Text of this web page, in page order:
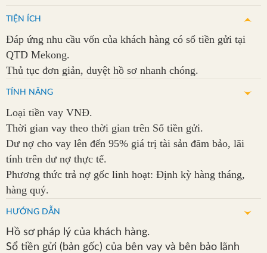
giá
Lãi
suất
Tuyển
dụng
Liên
TIỆN ÍCH
Đáp ứng nhu cầu vốn của khách hàng có sổ tiền gửi tại
QTD Mekong.
Thủ tục đơn giản, duyệt hồ sơ nhanh chóng.
TÍNH NĂNG
Loại tiền vay VNĐ.
Thời gian vay theo thời gian trên Sổ tiền gửi.
Dư nợ cho vay lên đến 95% giá trị tài sản đãm bảo, lãi
tính trên dư nợ thực tế.
Phương thức trả nợ gốc linh hoạt: Định kỳ hàng tháng,
hàng quý.
HƯỚNG DẪN
Hồ sơ pháp lý của khách hàng.
Sổ tiền gửi (bản gốc) của bên vay và bên bảo lãnh